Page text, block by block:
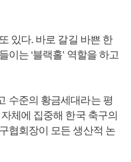
있다. 바로 갈길 바쁜 한
이는 ‘블랙홀’ 역할을 하고
수준의 황금세대라는 평
체에 집중해 한국 축구의
협회장이 모든 생산적 논